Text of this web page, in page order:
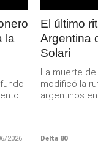
la
2026
El último
Argentina
Solari
La muerte
modificó la
argentinos
Delta 80